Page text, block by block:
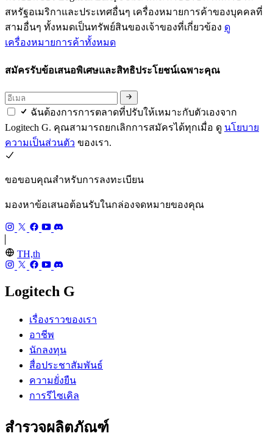
สหรัฐอเมริกาและประเทศอื่นๆ เครื่องหมายการค้าของบุคคลที่
สามอื่นๆ ทั้งหมดเป็นทรัพย์สินของเจ้าของที่เกี่ยวข้อง ดู
เครื่องหมายการค้าทั้งหมด
สมัครรับข้อเสนอพิเศษและสิทธิประโยชน์เฉพาะคุณ
ฉันต้องการการตลาดที่ปรับให้เหมาะกับตัวเองจาก
Logitech G. คุณสามารถยกเลิกการสมัครได้ทุกเมื่อ ดู นโยบาย
ความเป็นส่วนตัว ของเรา.
ขอขอบคุณสำหรับการลงทะเบียน
มองหาข้อเสนอต้อนรับในกล่องจดหมายของคุณ
TH,th
Logitech G
เรื่องราวของเรา
อาชีพ
นักลงทุน
สื่อประชาสัมพันธ์
ความยั่งยืน
การรีไซเคิล
สำรวจผลิตภัณฑ์